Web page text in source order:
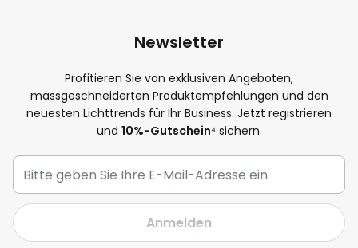
Newsletter
Profitieren Sie von exklusiven Angeboten,
massgeschneiderten Produktempfehlungen und den
neuesten Lichttrends für Ihr Business. Jetzt registrieren
und 10%-Gutschein⁴ sichern.
Anmelden